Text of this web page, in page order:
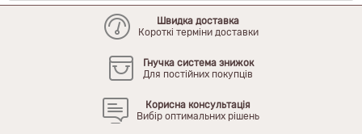
Швидка доставка
Короткі терміни доставки
Гнучка система знижок
Для постійних покупців
Корисна консультація
Вибір оптимальних рішень